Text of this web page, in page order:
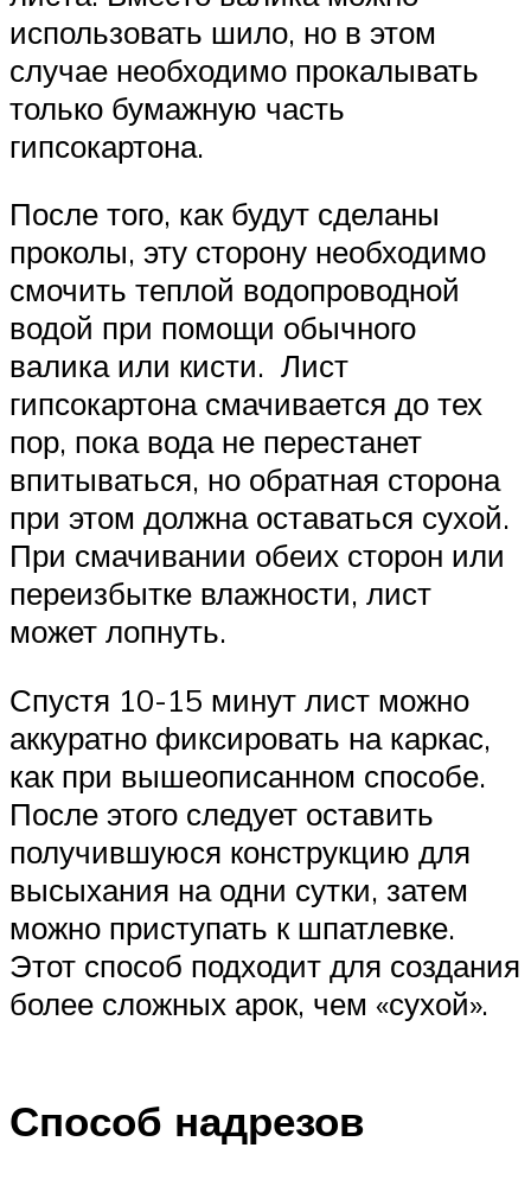
использовать шило, но в этом
случае необходимо прокалывать
только бумажную часть
гипсокартона.
После того, как будут сделаны
проколы, эту сторону необходимо
смочить теплой водопроводной
водой при помощи обычного
валика или кисти. Лист
гипсокартона смачивается до тех
пор, пока вода не перестанет
впитываться, но обратная сторона
при этом должна оставаться сухой.
При смачивании обеих сторон или
переизбытке влажности, лист
может лопнуть.
Спустя 10-15 минут лист можно
аккуратно фиксировать на каркас,
как при вышеописанном способе.
После этого следует оставить
получившуюся конструкцию для
высыхания на одни сутки, затем
можно приступать к шпатлевке.
Этот способ подходит для создания
более сложных арок, чем «сухой».
Способ надрезов